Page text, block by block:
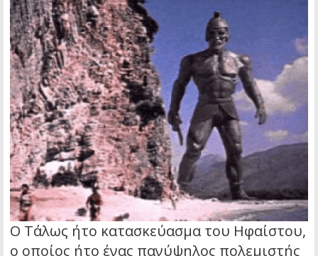
Ο Τάλως ήτο κατασκεύασμα του Ηφαίστου,
ο οποίος ήτο ένας πανύψηλος πολεμιστής